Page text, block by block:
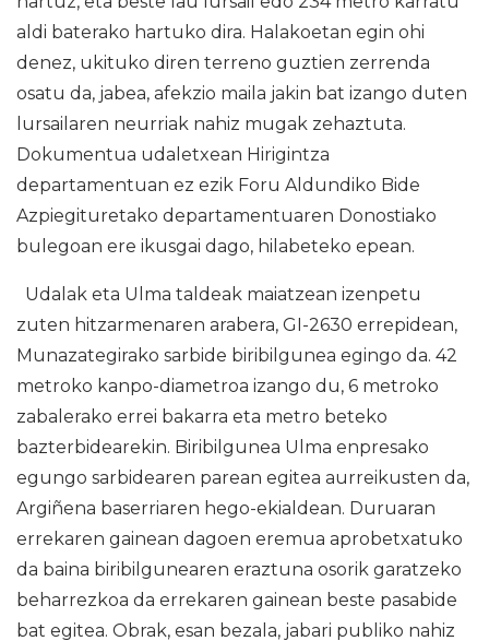
aldi baterako hartuko dira. Halakoetan egin ohi
denez, ukituko diren terreno guztien zerrenda
osatu da, jabea, afekzio maila jakin bat izango duten
lursailaren neurriak nahiz mugak zehaztuta.
Dokumentua udaletxean Hirigintza
departamentuan ez ezik Foru Aldundiko Bide
Azpiegituretako departamentuaren Donostiako
bulegoan ere ikusgai dago, hilabeteko epean.
Udalak eta Ulma taldeak maiatzean izenpetu
zuten hitzarmenaren arabera, GI-2630 errepidean,
Munazategirako sarbide biribilgunea egingo da. 42
metroko kanpo-diametroa izango du, 6 metroko
zabalerako errei bakarra eta metro beteko
bazterbidearekin. Biribilgunea Ulma enpresako
egungo sarbidearen parean egitea aurreikusten da,
Argiñena baserriaren hego-ekialdean. Duruaran
errekaren gainean dagoen eremua aprobetxatuko
da baina biribilgunearen eraztuna osorik garatzeko
beharrezkoa da errekaren gainean beste pasabide
bat egitea. Obrak, esan bezala, jabari publiko nahiz